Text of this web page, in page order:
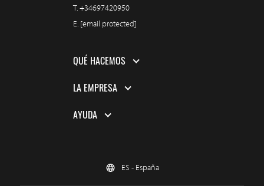
T.+34697420950
E. [email protected]
QUÉ HACEMOS
LA EMPRESA
AYUDA
ES - España